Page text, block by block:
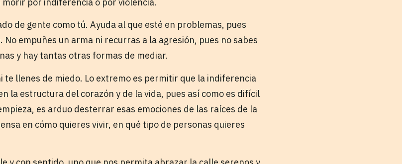
de gente como tú. Ayuda al que esté en problemas, pues
empuñes un arma ni recurras a la agresión, pues no sabes
y hay tantas otras formas de mediar.
te llenes de miedo. Lo extremo es permitir que la indiferencia
la estructura del corazón y de la vida, pues así como es difícil
es arduo desterrar esas emociones de las raíces de la
en cómo quieres vivir, en qué tipo de personas quieres